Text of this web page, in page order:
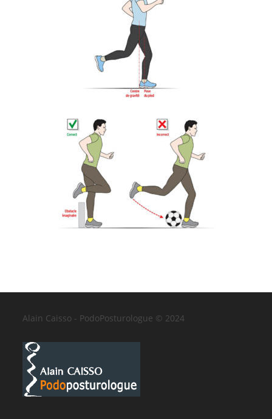
Alain Caisso - PodoPosturologue © 2024